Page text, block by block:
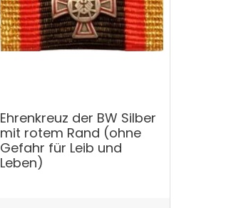
Ehrenkreuz der BW Silber
mit rotem Rand (ohne
Gefahr für Leib und
Leben)